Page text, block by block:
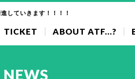
していきます！！！！
TICKET ABOUT ATF...?
NEWS